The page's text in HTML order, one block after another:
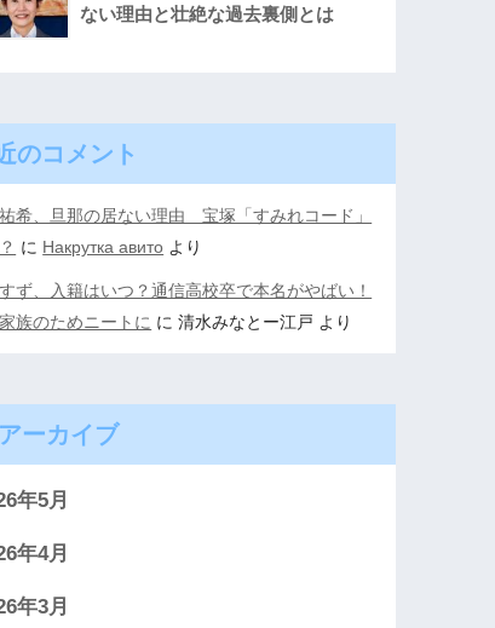
ない理由と壮絶な過去裏側とは
のコメント
希、旦那の居ない理由 宝塚「すみれコード」
に Накрутка авито より
ず、入籍はいつ？通信高校卒で本名がやばい！
族のためニートに に清水みなとー江戸 より
アーカイブ
年5月
年4月
年3月